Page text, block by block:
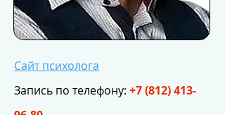
Сайт психолога
Запись по телефону: +7 (812) 413-